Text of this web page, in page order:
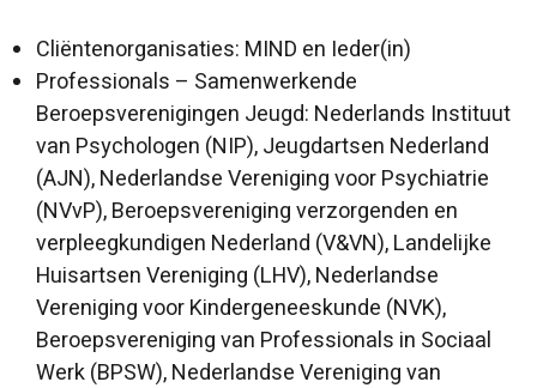
Cliëntenorganisaties: MIND en Ieder(in)
Professionals – Samenwerkende
Beroepsverenigingen Jeugd: Nederlands Instituut
van Psychologen (NIP), Jeugdartsen Nederland
(AJN), Nederlandse Vereniging voor Psychiatrie
(NVvP), Beroepsvereniging verzorgenden en
verpleegkundigen Nederland (V&VN), Landelijke
Huisartsen Vereniging (LHV), Nederlandse
Vereniging voor Kindergeneeskunde (NVK),
Beroepsvereniging van Professionals in Sociaal
Werk (BPSW), Nederlandse Vereniging van